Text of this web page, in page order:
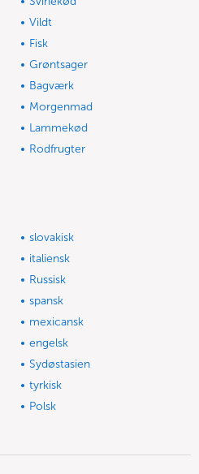
Vildt
Fisk
Grøntsager
Bagværk
Morgenmad
Lammekød
Rodfrugter
slovakisk
italiensk
Russisk
spansk
mexicansk
engelsk
Sydøstasien
tyrkisk
Polsk